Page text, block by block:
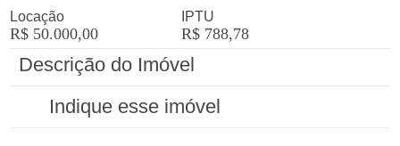
Locação
R$ 50.000,00
IPTU
R$ 788,78
Descrição do Imóvel
Indique esse imóvel